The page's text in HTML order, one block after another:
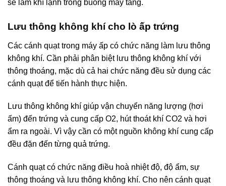
sẽ làm khí lạnh trong buồng máy tăng.
Lưu thông không khí cho lò ấp trứng
Các cánh quạt trong máy ấp có chức năng làm lưu thông
không khí. Cần phải phân biệt lưu thông không khí với
thông thoáng, mặc dù cả hai chức năng đều sử dụng các
cánh quạt để tiến hành thực hiện.
Lưu thông không khí giúp vận chuyển năng lượng (hơi
ấm) đến trứng và cung cấp O2, hút thoát khí CO2 và hơi
ẩm ra ngoài. Vì vậy cần có một nguồn không khí cung cấp
đều đặn đến từng quả trứng.
Cánh quạt có chức năng điều hoà nhiệt độ, độ ẩm, sự
thông thoáng và lưu thông không khí. Cho nên cánh quạt